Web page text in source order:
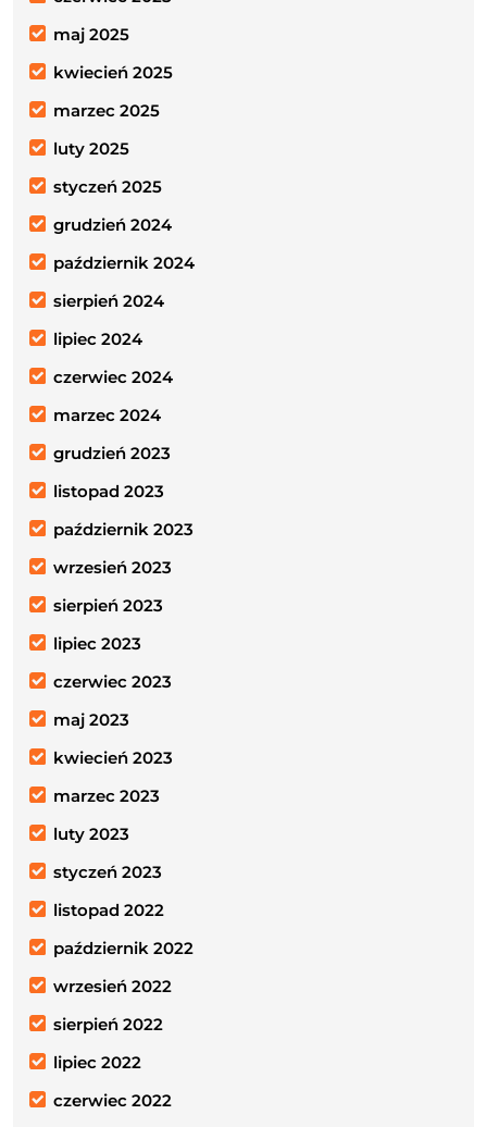
maj 2025
kwiecień 2025
marzec 2025
luty 2025
styczeń 2025
grudzień 2024
październik 2024
sierpień 2024
lipiec 2024
czerwiec 2024
marzec 2024
grudzień 2023
listopad 2023
październik 2023
wrzesień 2023
sierpień 2023
lipiec 2023
czerwiec 2023
maj 2023
kwiecień 2023
marzec 2023
luty 2023
styczeń 2023
listopad 2022
październik 2022
wrzesień 2022
sierpień 2022
lipiec 2022
czerwiec 2022